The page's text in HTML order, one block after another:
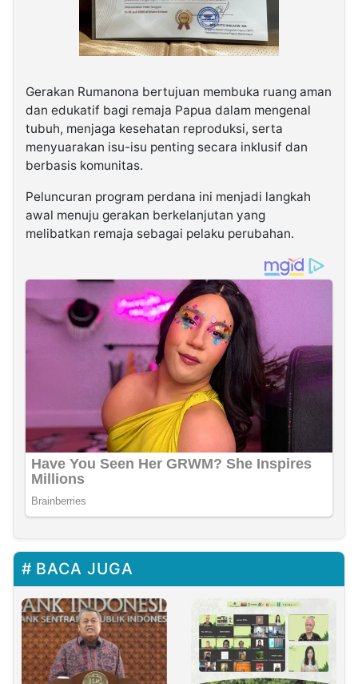
Gerakan Rumanona bertujuan membuka ruang aman
dan edukatif bagi remaja Papua dalam mengenal
tubuh, menjaga kesehatan reproduksi, serta
menyuarakan isu-isu penting secara inklusif dan
berbasis komunitas.
Peluncuran program perdana ini menjadi langkah
awal menuju gerakan berkelanjutan yang
melibatkan remaja sebagai pelaku perubahan.
BACA JUGA